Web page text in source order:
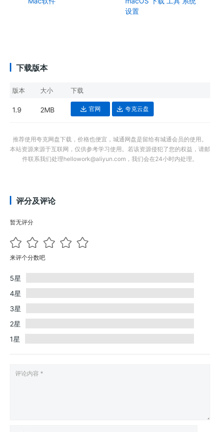
设置
下载版本
版本 大小 下载
1.9 2MB 官网 夸克云盘
推荐使用夸克网盘下载，价格也便宜，城通网盘是留给有城通会员的使用。
本站资源来源于互联网，仅供参考学习使用。若该资源侵犯了您的权益，请邮
件联系我们处理hellowork@aliyun.com，我们会在24小时内处理。
评分及评论
暂无评分
来评个分数吧
5星
4星
3星
2星
1星